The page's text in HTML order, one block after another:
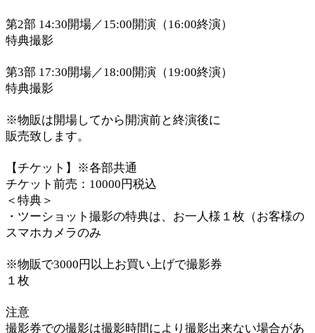
第2部 14:30開場／15:00開演（16:00終演）
特典撮影
第3部 17:30開場／18:00開演（19:00終演）
特典撮影
※物販は開場してから開演前と終演後に
販売致します。
【チケット】※各部共通
チケット前売：10000円税込
＜特典＞
・ツーショット撮影の特典は、お一人様１枚（お客様の
スマホカメラのみ
※物販で3000円以上お買い上げで撮影券
１枚
注意
撮影券での撮影は撮影時間により撮影出来ない場合があ